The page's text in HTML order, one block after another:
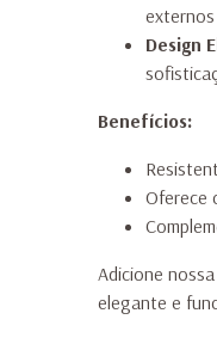
Design
Benefícios:
Oferece
Adicione
elegante e